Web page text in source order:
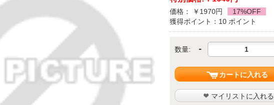
価格： ￥1970円
17%OFF
獲得ポイント：10 ポイント
数量: -
カートに入れる
マイリストに入れる